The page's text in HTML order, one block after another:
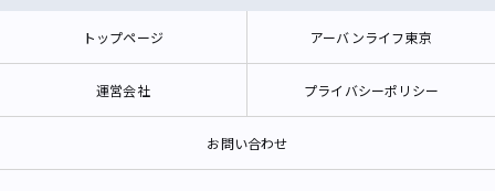
トップページ アーバンライフ東京
運営会社 プライバシーポリシー
お問い合わせ